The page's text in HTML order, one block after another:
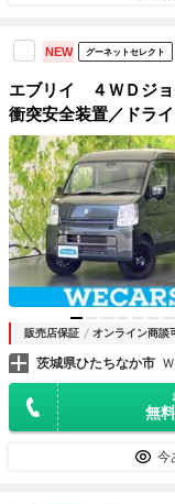
NEW グーネットセレクト
エブリイ ４ＷＤジ
衝突安全装置／ドラ
ｈ接続／ＥＴＣ／Ｅ
ＴＶ／ＤＶＤ／ター
販売店保証 オンライン商談
茨城県ひたちなか市
無
今